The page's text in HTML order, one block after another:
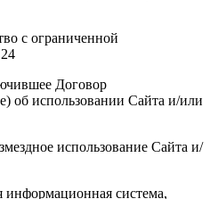
с ограниченной
Договор
об использовании Сайта и/или
использование Сайта и/
информационная система,